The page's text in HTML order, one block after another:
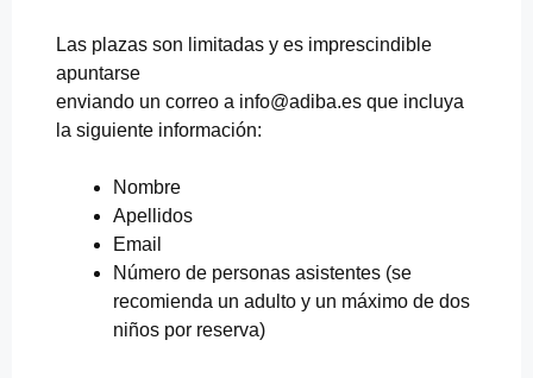
Las plazas son limitadas y es imprescindible
apuntarse
enviando un correo a info@adiba.es que incluya
la siguiente información:
Nombre
Apellidos
Email
Número de personas asistentes (se
recomienda un adulto y un máximo de dos
niños por reserva)